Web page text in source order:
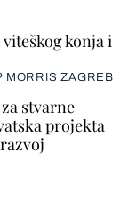
konja i
MORRIS ZAGREB
stvarne
projekta